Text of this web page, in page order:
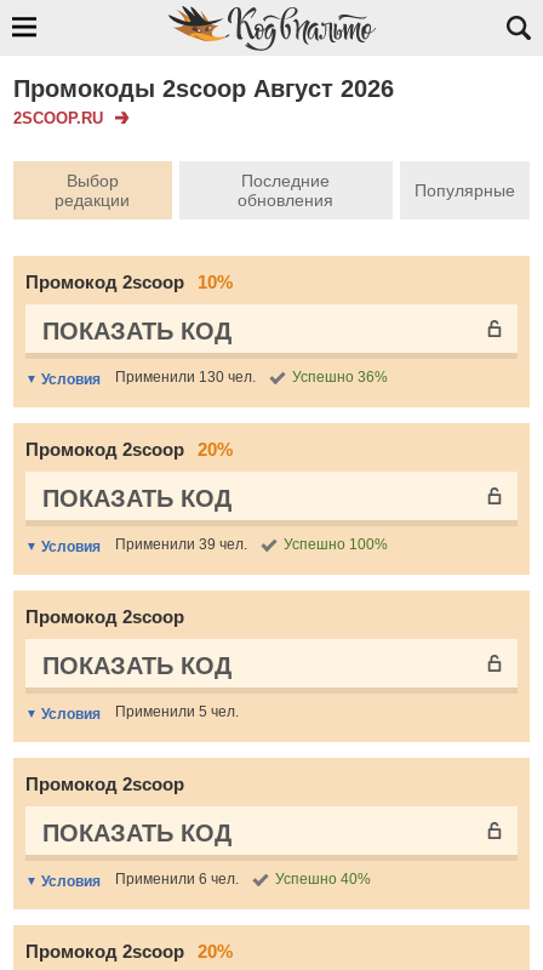
Промокоды 2scoop Август 2026
2SCOOP.RU
Выбор
редакции
Последние
обновления
Популярные
Промокод 2scoop 10%
ПОКАЗАТЬ КОД
Условия Применили 130 чел. Успешно 36%
Промокод 2scoop 20%
ПОКАЗАТЬ КОД
Условия Применили 39 чел. Успешно 100%
Промокод 2scoop
ПОКАЗАТЬ КОД
Условия Применили 5 чел.
Промокод 2scoop
ПОКАЗАТЬ КОД
Условия Применили 6 чел. Успешно 40%
Промокод 2scoop 20%